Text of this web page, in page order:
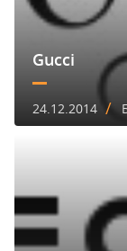
Gucci
24.12.2014 /